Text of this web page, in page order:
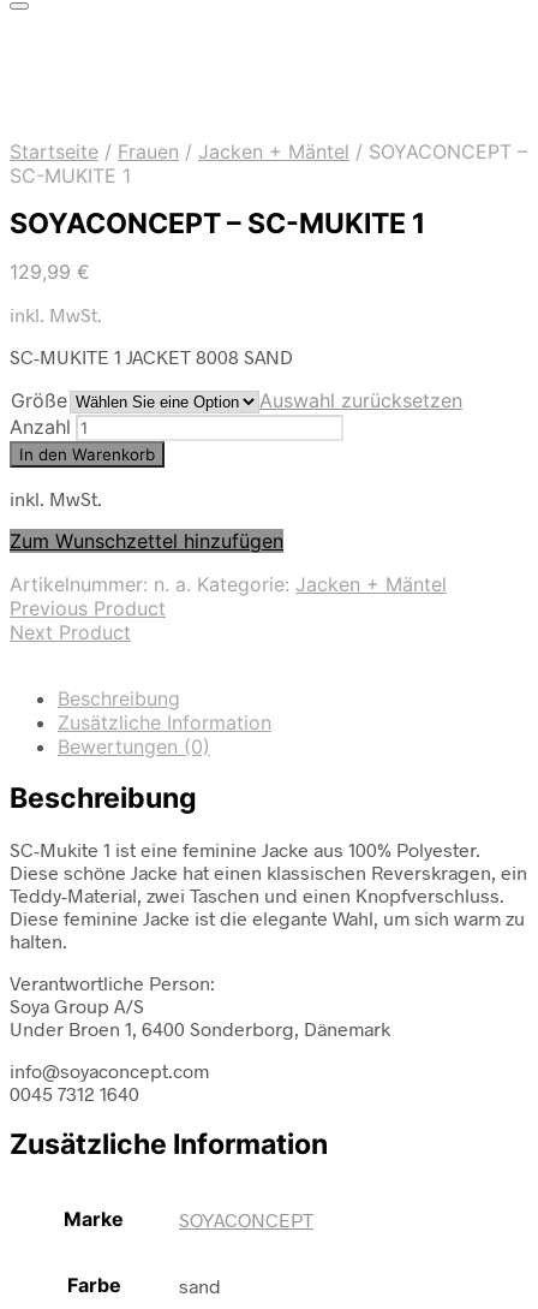
Startseite / Frauen / Jacken + Mäntel / SOYACONCEPT –
SC-MUKITE 1
SOYACONCEPT – SC-MUKITE 1
129,99 €
inkl. MwSt.
SC-MUKITE 1 JACKET 8008 SAND
Größe
Auswahl zurücksetzen
Anzahl
In den Warenkorb
inkl. MwSt.
Zum Wunschzettel hinzufügen
Artikelnummer: n. a. Kategorie: Jacken + Mäntel
Previous Product
Next Product
Beschreibung
Zusätzliche Information
Bewertungen (0)
Beschreibung
SC-Mukite 1 ist eine feminine Jacke aus 100% Polyester.
Diese schöne Jacke hat einen klassischen Reverskragen, ein
Teddy-Material, zwei Taschen und einen Knopfverschluss.
Diese feminine Jacke ist die elegante Wahl, um sich warm zu
halten.
Verantwortliche Person:
Soya Group A/S
Under Broen 1, 6400 Sonderborg, Dänemark
info@soyaconcept.com
0045 7312 1640
Zusätzliche Information
Marke SOYACONCEPT
Farbe sand